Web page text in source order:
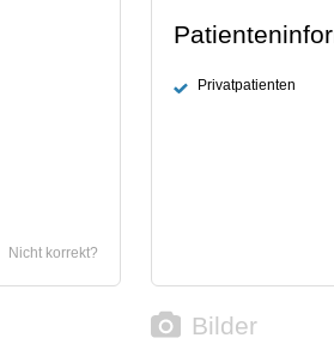
Nicht korrekt?
Privatpatienten
Bilder